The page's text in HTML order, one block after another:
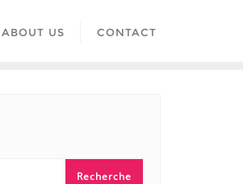
ABOUT US CONTACT
Recherche